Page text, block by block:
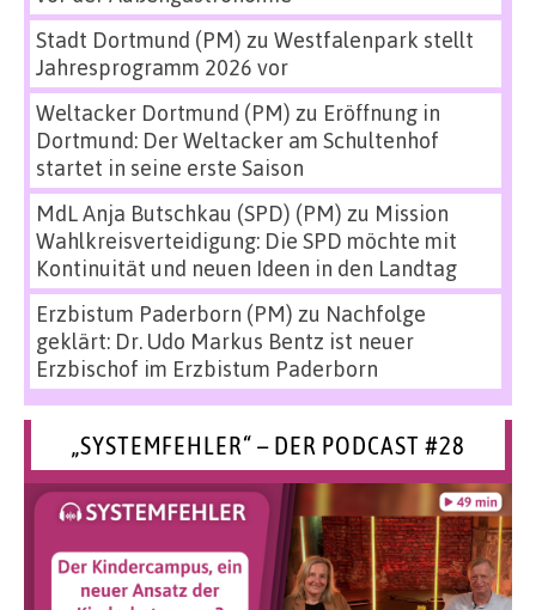
Stadt Dortmund (PM) zu Westfalenpark stellt
Jahresprogramm 2026 vor
Weltacker Dortmund (PM) zu Eröffnung in
Dortmund: Der Weltacker am Schultenhof
startet in seine erste Saison
MdL Anja Butschkau (SPD) (PM) zu Mission
Wahlkreisverteidigung: Die SPD möchte mit
Kontinuität und neuen Ideen in den Landtag
Erzbistum Paderborn (PM) zu Nachfolge
geklärt: Dr. Udo Markus Bentz ist neuer
Erzbischof im Erzbistum Paderborn
„SYSTEMFEHLER“ – DER PODCAST #28